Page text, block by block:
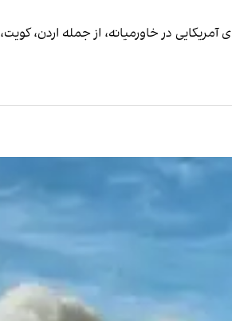
در خاورمیانه، از جمله اردن، کویت،